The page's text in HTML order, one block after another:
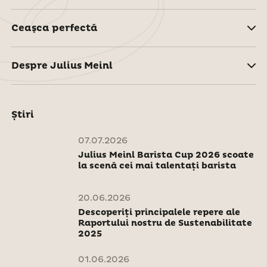
Ceaşca perfectă
Despre Julius Meinl
Știri
07.07.2026
Julius Meinl Barista Cup 2026 scoate
la scenă cei mai talentați barista
20.06.2026
Descoperiți principalele repere ale
Raportului nostru de Sustenabilitate
2025
01.06.2026